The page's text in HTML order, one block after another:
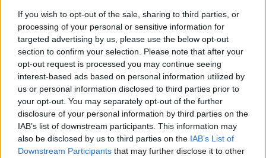
If you wish to opt-out of the sale, sharing to third parties, or
processing of your personal or sensitive information for
targeted advertising by us, please use the below opt-out
section to confirm your selection. Please note that after your
opt-out request is processed you may continue seeing
interest-based ads based on personal information utilized by
us or personal information disclosed to third parties prior to
your opt-out. You may separately opt-out of the further
disclosure of your personal information by third parties on the
IAB’s list of downstream participants. This information may
also be disclosed by us to third parties on the IAB’s List of
Downstream Participants that may further disclose it to other
«Ναι είναι βεβαίως διαφορετικά club. Μπορώ
να δω πως ο Παναθηναϊκός είναι ένας μεγάλος
σύλλογος ως οργανισμός, μας διαθέτει όλες τις
ανέσεις για να παίξουμε ποδόσφαιρο και αυτό
είναι πολύ σημαντικό για έναν παίκτη. Αλλά
επίσης και η Ναντ είναι μια ομάδα με μεγάλη
βάση οπαδών, με πολλούς ανθρώπους να
δουλεύουν για τον σύλλογο. Είμαι χαρούμενος
που συνεχίζω το… μονοπάτι μου, το ταξίδι μου